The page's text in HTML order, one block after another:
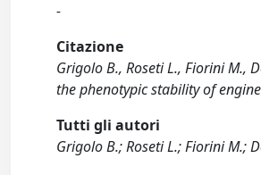
-
Citazione
Grigolo B., Roseti L., Fiorini M.,
the phenotypic stability of
Tutti gli autori
Grigolo B.; Roseti L.; Fiorini M.;